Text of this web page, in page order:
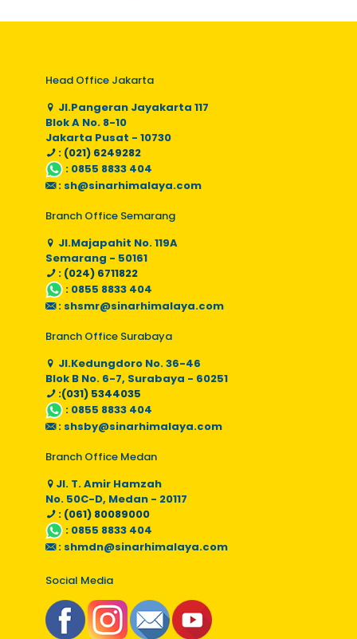
Head Office Jakarta
Jl.Pangeran Jayakarta 117
Blok A No. 8-10
Jakarta Pusat - 10730
: (021) 6249282
: 0855 8833 404
: sh@sinarhimalaya.com
Branch Office Semarang
Jl.Majapahit No. 119A
Semarang - 50161
: (024) 6711822
: 0855 8833 404
: shsmr@sinarhimalaya.com
Branch Office Surabaya
Jl.Kedungdoro No. 36-46
Blok B No. 6-7, Surabaya - 60251
:(031) 5344035
: 0855 8833 404
: shsby@sinarhimalaya.com
Branch Office Medan
Jl. T. Amir Hamzah
No. 50C-D, Medan - 20117
: (061) 80089000
: 0855 8833 404
: shmdn@sinarhimalaya.com
Social Media